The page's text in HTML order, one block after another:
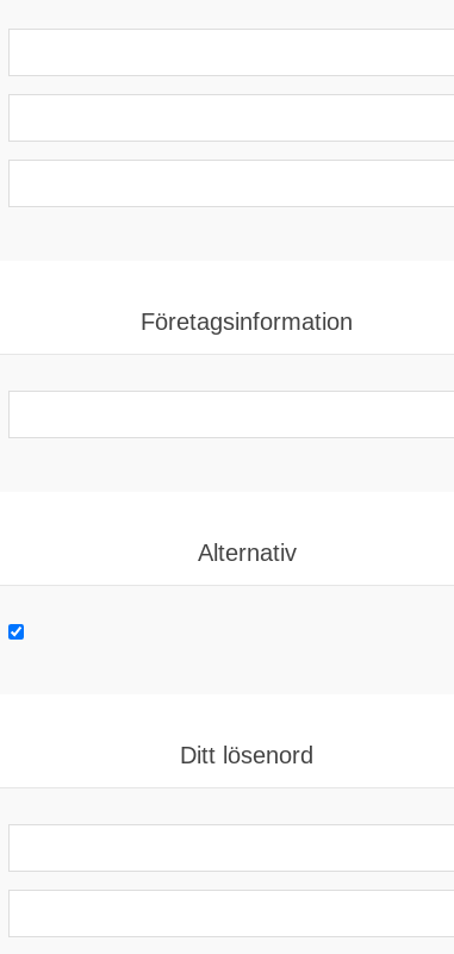
Företagsinformation
Alternativ
Ditt lösenord